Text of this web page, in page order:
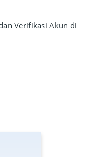
Verifikasi Akun di